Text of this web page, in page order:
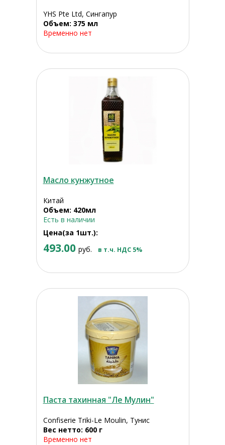
YHS Pte Ltd, Сингапур
Объем: 375 мл
Временно нет
Масло кунжутное
Китай
Объем: 420мл
Есть в наличии
Цена(за 1шт.):
493.00 руб. в т.ч. НДС 5%
Паста тахинная "Ле Мулин"
Confiserie Triki-Le Moulin, Тунис
Вес нетто: 600 г
Временно нет